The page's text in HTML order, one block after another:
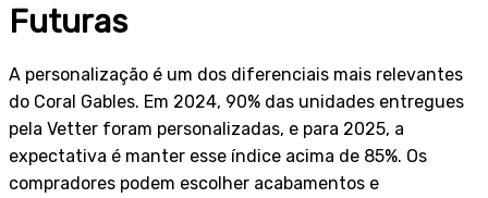
Futuras
A personalização é um dos diferenciais mais relevantes
do Coral Gables. Em 2024, 90% das unidades entregues
pela Vetter foram personalizadas, e para 2025, a
expectativa é manter esse índice acima de 85%. Os
compradores podem escolher acabamentos e